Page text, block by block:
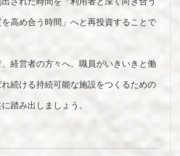
高め合う時間」へと再投資することで
経営者の方々へ。職員がいきいきと働
続ける持続可能な施設をつくるための
踏み出しましょう。